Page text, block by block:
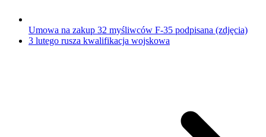
Umowa na zakup 32 myśliwców F-35 podpisana (zdjęcia)
3 lutego rusza kwalifikacja wojskowa